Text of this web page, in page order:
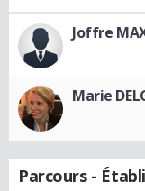
Joffre
Marie
Parcours -